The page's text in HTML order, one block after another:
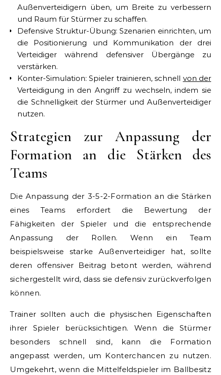
Außenverteidigern üben, um Breite zu verbessern
und Raum für Stürmer zu schaffen.
Defensive Struktur-Übung: Szenarien einrichten, um
die Positionierung und Kommunikation der drei
Verteidiger während defensiver Übergänge zu
verstärken.
Konter-Simulation: Spieler trainieren, schnell von der
Verteidigung in den Angriff zu wechseln, indem sie
die Schnelligkeit der Stürmer und Außenverteidiger
nutzen.
Strategien zur Anpassung der
Formation an die Stärken des
Teams
Die Anpassung der 3-5-2-Formation an die Stärken
eines Teams erfordert die Bewertung der
Fähigkeiten der Spieler und die entsprechende
Anpassung der Rollen. Wenn ein Team
beispielsweise starke Außenverteidiger hat, sollte
deren offensiver Beitrag betont werden, während
sichergestellt wird, dass sie defensiv zurückverfolgen
können.
Trainer sollten auch die physischen Eigenschaften
ihrer Spieler berücksichtigen. Wenn die Stürmer
besonders schnell sind, kann die Formation
angepasst werden, um Konterchancen zu nutzen.
Umgekehrt, wenn die Mittelfeldspieler im Ballbesitz